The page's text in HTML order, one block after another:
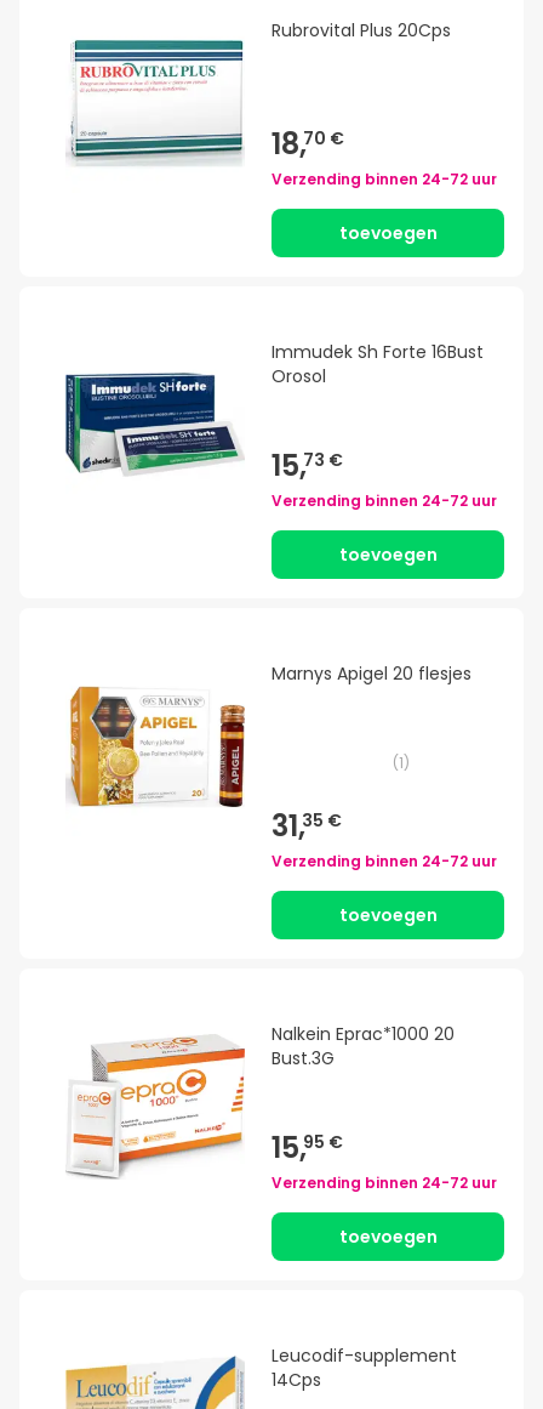
Rubrovital Plus 20Cps
18,70 €
Verzending binnen 24-72 uur
toevoegen
Immudek Sh Forte 16Bust
Orosol
15,73 €
Verzending binnen 24-72 uur
toevoegen
Marnys Apigel 20 flesjes
(1)
31,35 €
Verzending binnen 24-72 uur
toevoegen
Nalkein Eprac*1000 20
Bust.3G
15,95 €
Verzending binnen 24-72 uur
toevoegen
Leucodif-supplement
14Cps